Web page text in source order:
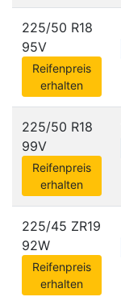
225/50 R18
95V
Reifenpreis
erhalten
225/50 R18
99V
Reifenpreis
erhalten
225/45 ZR19
92W
Reifenpreis
erhalten